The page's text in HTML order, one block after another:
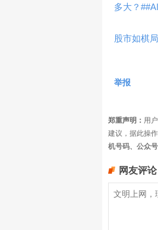
多大？#
股市如棋
举报
郑重声明： 用
建议，据此操作
机号码、公众
网友评论